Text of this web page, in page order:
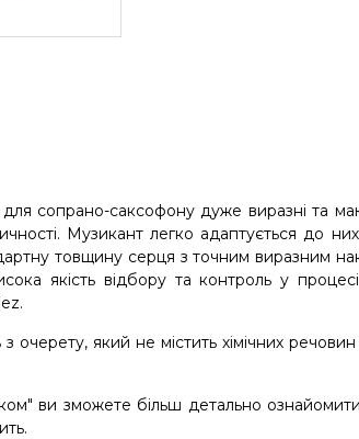
сопрано-саксофону дуже виразні та
Музикант легко адаптується до
товщину серця з точним виразним
якість відбору та контроль у
очерету, який не містить хімічних
ви зможете більш детально